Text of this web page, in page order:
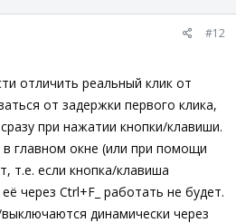
#12
отличить реальный клик от
от задержки первого клика,
при нажатии кнопки/клавиши.
главном окне (или при помощи
т.е. если кнопка/клавиша
через Ctrl+F_ работать не будет.
динамически через